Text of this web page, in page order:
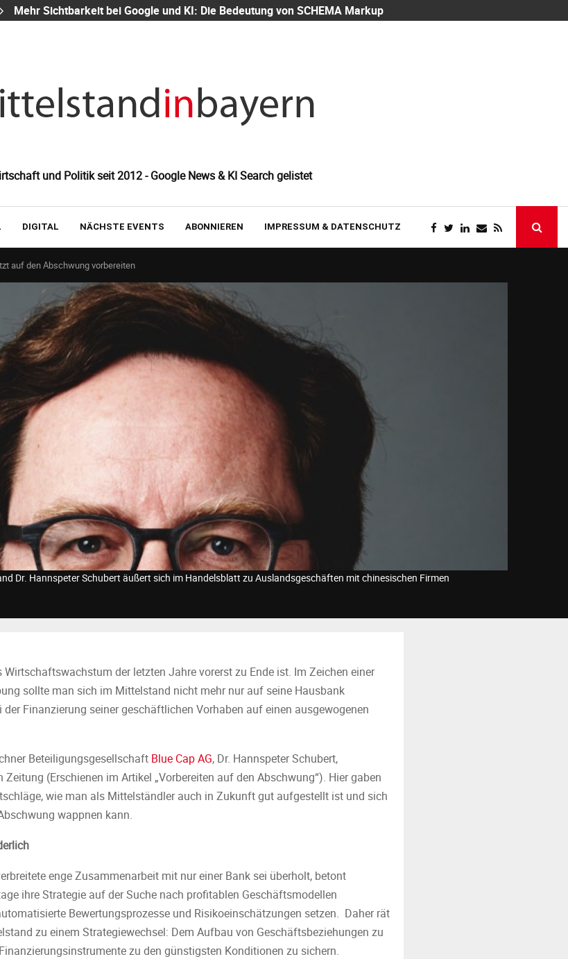
Mehr Sichtbarkeit bei Google und KI: Die Bedeutung von SCHEMA Markup
und Politik seit 2012 - Google News & KI Search gelistet
DIGITAL NÄCHSTE EVENTS ABONNIEREN IMPRESSUM & DATENSCHUTZ
auf den Abschwung vorbereiten
Dr. Hannspeter Schubert äußert sich im Handelsblatt zu Auslandsgeschäften mit chinesischen Firmen
der letzten Jahre vorerst zu Ende ist. Im Zeichen einer
sollte man sich im Mittelstand nicht mehr nur auf seine Hausbank
Finanzierung seiner geschäftlichen Vorhaben auf einen ausgewogenen
Beteiligungsgesellschaft Blue Cap AG, Dr. Hannspeter Schubert,
(Erschienen im Artikel „Vorbereiten auf den Abschwung“). Hier gaben
wie man als Mittelständler auch in Zukunft gut aufgestellt ist und sich
wappnen kann.
enge Zusammenarbeit mit nur einer Bank sei überholt, betont
ihre Strategie auf der Suche nach profitablen Geschäftsmodellen
Bewertungsprozesse und Risikoeinschätzungen setzen. Daher rät
zu einem Strategiewechsel: Dem Aufbau von Geschäftsbeziehungen zu
zu den günstigsten Konditionen zu sichern.